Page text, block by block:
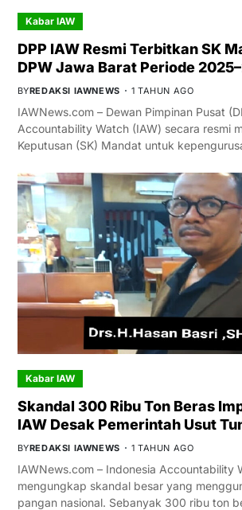
Kabar IAW
DPP IAW Resmi Terbitkan SK
DPW Jawa Barat Periode
BYREDAKSI IAWNEWS 1 TAHUN AGO
IAWNews.com – Dewan Pimpinan Pusat
Accountability Watch (IAW) secara resmi
Keputusan (SK) Mandat untuk
Kabar IAW
Skandal 300 Ribu Ton Beras
IAW Desak Pemerintah Usut
BYREDAKSI IAWNEWS 1 TAHUN AGO
IAWNews.com – Indonesia Accountability
mengungkap skandal besar yang
pangan nasional. Sebanyak 300 ribu ton